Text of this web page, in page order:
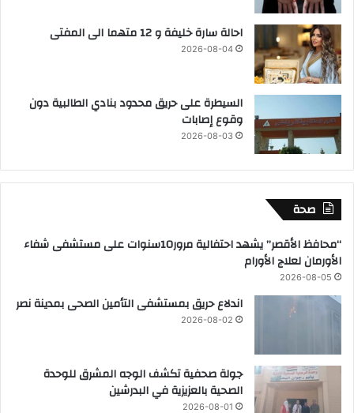
احالة سارة خليفة و 12 متهما الى المفتى
2026-08-04
السيطرة على حريق محدود بنادي الطالبية دون
وقوع إصابات
2026-08-03
صحة
“محافظ الأقصر” يشهد احتفالية مرور10سنوات على مستشفى شفاء
الأورمان لعلاج الأورام
2026-08-05
اندلاع حريق بمستشفى التأمين الصحى بمدينة نصر
2026-08-02
جولة صحفية تكشف الوجه المشرق للوحدة
الصحية بالعزيزية في البدرشين
2026-08-01